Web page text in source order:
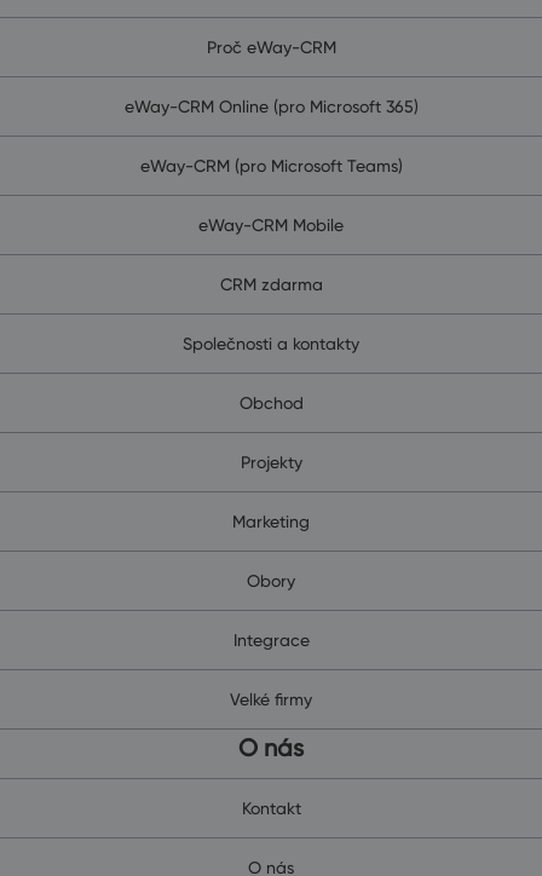
Proč eWay-CRM
eWay-CRM Online (pro Microsoft 365)
eWay-CRM (pro Microsoft Teams)
eWay-CRM Mobile
CRM zdarma
Společnosti a kontakty
Obchod
Projekty
Marketing
Obory
Integrace
Velké firmy
O nás
Kontakt
O nás